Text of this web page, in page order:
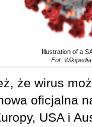
Illustration of a
Fot.
że wirus
oficjalna
USA i